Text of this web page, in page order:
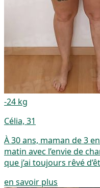
-24 kg
Célia, 31
À 30 ans, maman de 3
matin avec l’envie de
que j’ai toujours rêvé
en savoir plus